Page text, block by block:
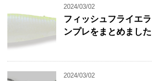
2024/03/02
フィッシュフライエ
ンプレをまとめました
2024/03/02